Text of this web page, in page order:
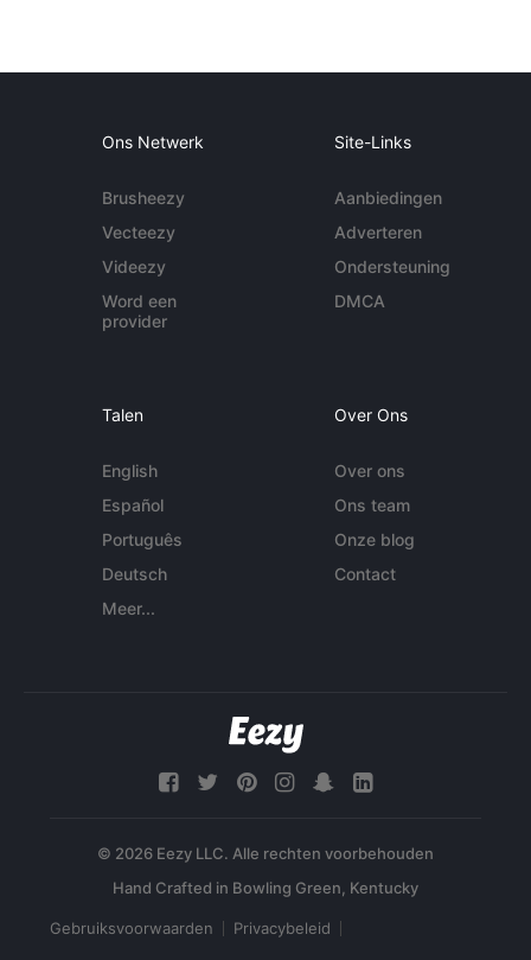
Ons Netwerk
Brusheezy
Vecteezy
Videezy
Word een
provider
Site-Links
Aanbiedingen
Adverteren
Ondersteuning
DMCA
Talen
English
Español
Português
Deutsch
Meer...
Over Ons
Over ons
Ons team
Onze blog
Contact
© 2026 Eezy LLC. Alle rechten voorbehouden
Gebruiksvoorwaarden Privacybeleid